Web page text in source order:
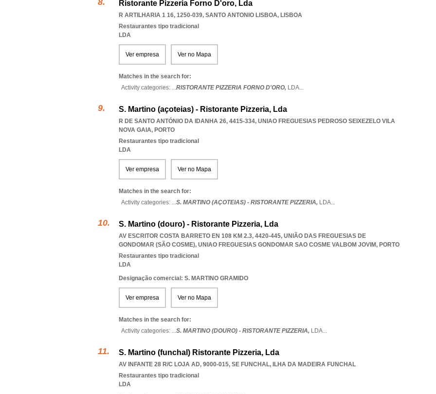
Ristorante Pizzeria Forno D'oro, Lda
R ARTILHARIA 1 16, 1250-039, SANTO ANTONIO LISBOA, LISBOA
Restaurantes tipo tradicional
LDA
Ver empresa Ver no Mapa
Matches in the search for:
Activity categories: ...RISTORANTE PIZZERIA FORNO D'ORO, LDA...
S. Martino (açoteias) - Ristorante Pizzeria, Lda
R DE SANTO ANTÓNIO DA IDANHA 26, 4415-334, UNIAO FREGUESIAS PEDROSO SEIXEZELO VILA
NOVA GAIA, PORTO
Restaurantes tipo tradicional
LDA
Ver empresa Ver no Mapa
Matches in the search for:
Activity categories: ...S. MARTINO (AÇOTEIAS) - RISTORANTE PIZZERIA, LDA...
S. Martino (douro) - Ristorante Pizzeria, Lda
AV ESCRITOR COSTA BARRETO EN 108 KM 2.3, 4420-445, UNIÃO DAS FREGUESIAS DE
GONDOMAR (SÃO COSME), UNIAO FREGUESIAS GONDOMAR SAO COSME VALBOM JOVIM, PORTO
Restaurantes tipo tradicional
LDA
Designação comercial: S. MARTINO GRAMIDO
Ver empresa Ver no Mapa
Matches in the search for:
Activity categories: ...S. MARTINO (DOURO) - RISTORANTE PIZZERIA, LDA...
S. Martino (funchal)­ Ristorante Pizzeria, Lda
AV INFANTE 28 R/C LOJA AD, 9000-015, SE FUNCHAL, ILHA DA MADEIRA FUNCHAL
Restaurantes tipo tradicional
LDA